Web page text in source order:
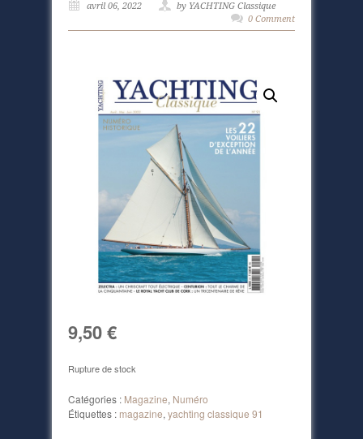
avril 06, 2022
by YACHTING Classique
0 Comment
9,50€
Rupture de stock
Catégories : Magazine, Numéro
Étiquettes : magazine, yachting classique 91